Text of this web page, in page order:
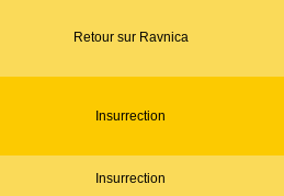
Retour sur Ravnica
Insurrection
Insurrection